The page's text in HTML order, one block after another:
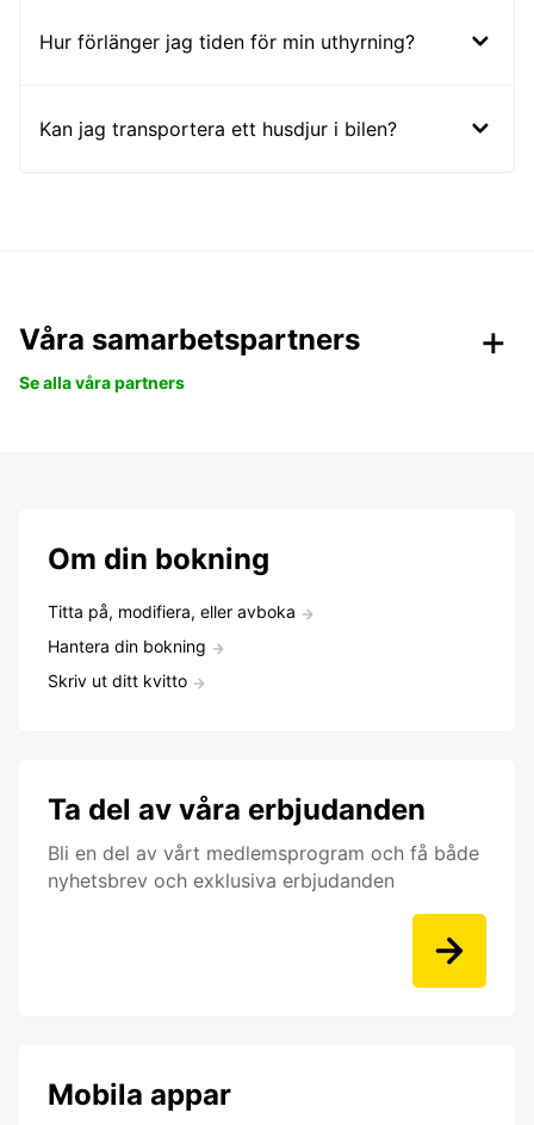
Hur förlänger jag tiden för min uthyrning?
Kan jag transportera ett husdjur i bilen?
Våra samarbetspartners
Se alla våra partners
Om din bokning
Titta på, modifiera, eller avboka
Hantera din bokning
Skriv ut ditt kvitto
Ta del av våra erbjudanden
Bli en del av vårt medlemsprogram och få både
nyhetsbrev och exklusiva erbjudanden
Mobila appar